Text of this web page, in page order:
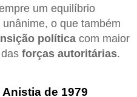
um equilíbrio
o que também
política com maior
forças autoritárias.
de 1979